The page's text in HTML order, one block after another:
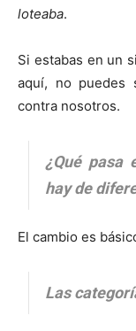
loteaba.
Si estabas en un
aquí, no puedes
contra nosotros.
¿Qué pasa
hay de
El cambio es
Las